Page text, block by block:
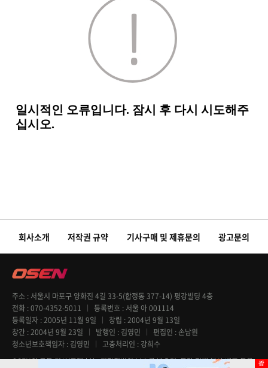
회사소개 저작권 규약 기사구매 및 제휴문의 광고문의
주소
서울시 마포구 양화진 4길 33-5(합정동 377-14) 평강빌딩 4층
전화 070-4352-5011 등록번호
서울 아 001114
등록일자 2005년 11월 9일 창립 2004년 9월 13일
창간 2004년 9월 23일 발행인 김영민 편집인
손남원
청소년보호책임자 김영민 고충처리인
강희수
OSEN의 모든 기사(콘텐츠)는 저작권법의 보호를 받으며, 무단 전재 복사 배포 등을